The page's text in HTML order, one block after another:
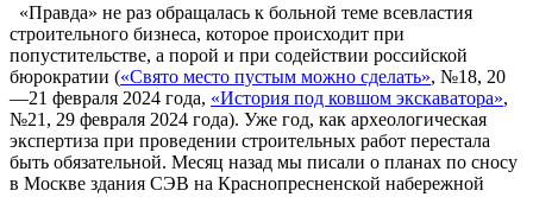
«Правда» не раз обращалась к больной теме всевластия
строительного бизнеса, которое происходит при
попустительстве, а порой и при содействии российской
бюрократии («Свято место пустым можно сделать», №18, 20
—21 февраля 2024 года, «История под ковшом экскаватора»,
№21, 29 февраля 2024 года). Уже год, как археологическая
экспертиза при проведении строительных работ перестала
быть обязательной. Месяц назад мы писали о планах по сносу
в Москве здания СЭВ на Краснопресненской набережной